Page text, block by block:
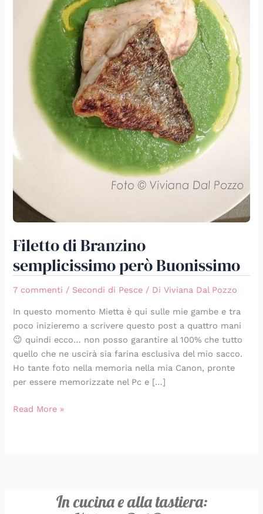
Filetto di Branzino
semplicissimo però Buonissimo
7 commenti / Secondi di Pesce / DiViviana Dal Pozzo
In questo momento Mietta è qui sulle mie gambe e tra
poco inizieremo a scrivere questo post a quattro mani
😉 quindi ecco… non posso garantire al 100% che tutto
quello che ne uscirà sia farina esclusiva del mio sacco.
Ho tante foto nella memoria nella mia Canon, pronte
per essere memorizzate nel Pc e […]
Read More »
In cucina e alla tastiera: